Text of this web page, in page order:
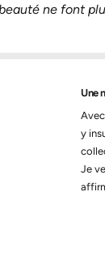
ne font
Une
y
Je